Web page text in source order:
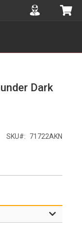
Accuont
Dark
SKU 71722AKN